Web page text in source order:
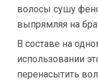
волосы сушу
выпрямляя на
В составе на
использовании
перенасытить